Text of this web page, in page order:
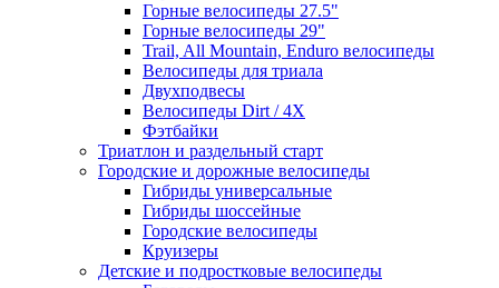
Горные велосипеды 27.5"
Горные велосипеды 29"
Trail, All Mountain, Enduro велосипеды
Велосипеды для триала
Двухподвесы
Велосипеды Dirt / 4X
Фэтбайки
Триатлон и раздельный старт
Городские и дорожные велосипеды
Гибриды универсальные
Гибриды шоссейные
Городские велосипеды
Круизеры
Детские и подростковые велосипеды